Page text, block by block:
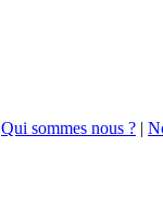
Qui sommes nous ? |